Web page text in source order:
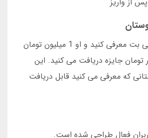
اگر دوستی را به لاتی بت معرفی کنید و او 1 میلیون تومان
کند، 100 هزار تومان جایزه دریافت می کنید. این
که معرفی می کنید قابل دریافت
فعال طراحی شده است.